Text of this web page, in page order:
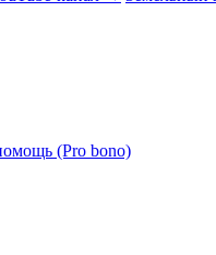
(Pro bono)